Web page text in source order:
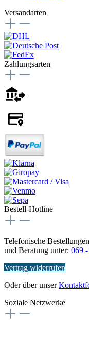
Versandarten
Zahlungsarten
Bestell-Hotline
Telefonische Bestellungen
und Beratung unter: 069
Vertrag widerrufen
Oder über unser
Soziale Netzwerke